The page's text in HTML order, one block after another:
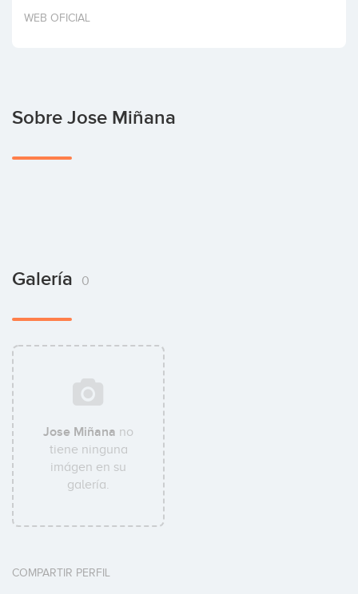
Invertir
WEB OFICIAL
Sobre Jose Miñana
Galería 0
Jose Miñana no
tiene ninguna
imágen en su
galería.
COMPARTIR PERFIL